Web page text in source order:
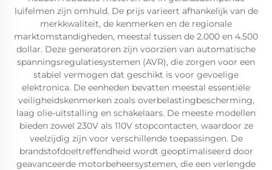
luifelmen zijn omhuld. De prijs varieert afhankelijk van de
merkkwaliteit, de kenmerken en de regionale
marktomstandigheden, meestal tussen de 2.000 en 4.500
dollar. Deze generatoren zijn voorzien van automatische
spanningsregulatiesystemen (AVR), die zorgen voor een
stabiel vermogen dat geschikt is voor gevoelige
elektronica. De eenheden bevatten meestal essentiële
veiligheidskenmerken zoals overbelastingbescherming,
laag olie-uitstalling en schakelaars. De meeste modellen
bieden zowel 230V als 110V stopcontacten, waardoor ze
veelzijdig zijn voor verschillende toepassingen. De
brandstofdoeltreffendheid wordt geoptimaliseerd door
geavanceerde motorbeheersystemen, die een verlengde